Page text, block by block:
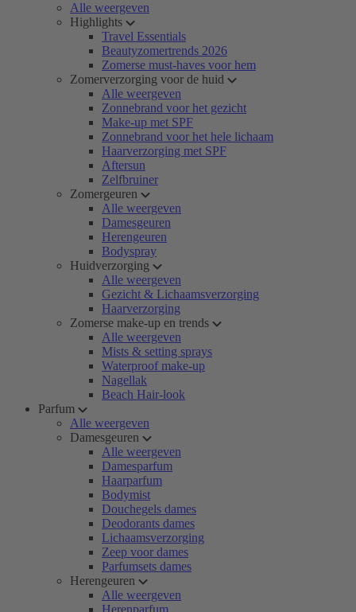
Alle weergeven
Highlights
Travel Essentials
Beautyzomertrends 2026
Zomerse must-haves voor hem
Zomerverzorging voor de huid
Alle weergeven
Zonnebrand voor het gezicht
Make-up met SPF
Zonnebrand voor het hele lichaam
Haarverzorging met SPF
Aftersun
Zelfbruiner
Zomergeuren
Alle weergeven
Damesgeuren
Herengeuren
Bodyspray
Huidverzorging
Alle weergeven
Gezicht & Lichaamsverzorging
Haarverzorging
Zomerse make-up en trends
Alle weergeven
Mists & setting sprays
Waterproof make-up
Nagellak
Beach Hair-look
Parfum
Alle weergeven
Damesgeuren
Alle weergeven
Damesparfum
Haarparfum
Bodymist
Douchegels dames
Deodorants dames
Lichaamsverzorging
Zeep voor dames
Parfumsets dames
Herengeuren
Alle weergeven
Herenparfum